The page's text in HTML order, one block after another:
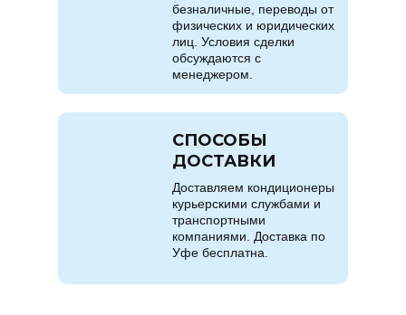
безналичные, переводы от
физических и юридических
лиц. Условия сделки
обсуждаются с
менеджером.
Доставляем кондиционеры
курьерскими службами и
транспортными
компаниями. Доставка по
Уфе бесплатна.
СПОСОБЫ
ДОСТАВКИ